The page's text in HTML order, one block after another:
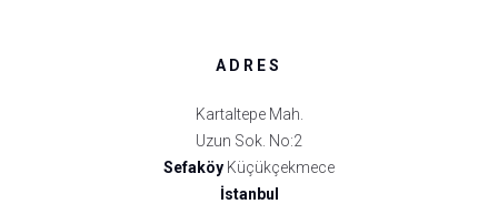
ADRES
Kartaltepe Mah.
Uzun Sok. No:2
Sefaköy Küçükçekmece
İstanbul